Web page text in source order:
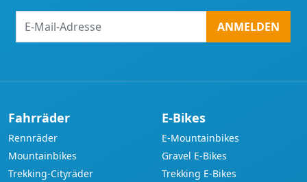
Mail-
ANMELDEN
Fahrräder
Rennräder
Mountainbikes
Trekking-Cityräder
E-Bikes
E-Mountainbikes
Gravel E-Bikes
Trekking E-Bikes